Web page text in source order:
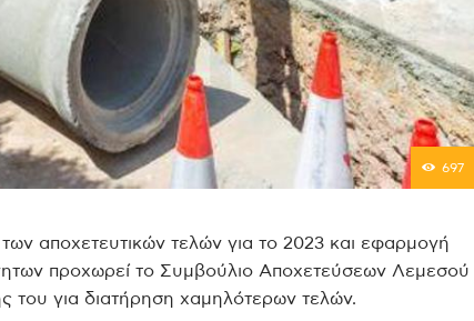
697
αποχετευτικών τελών για το 2023 και εφαρμογή
προχωρεί το Συμβούλιο Αποχετεύσεων Λεμεσού
του για διατήρηση χαμηλότερων τελών.